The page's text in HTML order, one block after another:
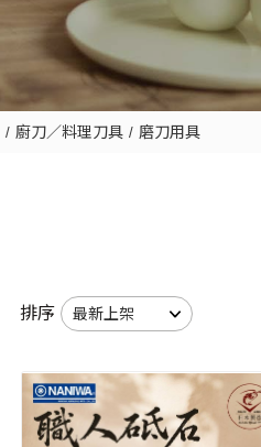
廚刀／料理刀具 磨刀用具
排序